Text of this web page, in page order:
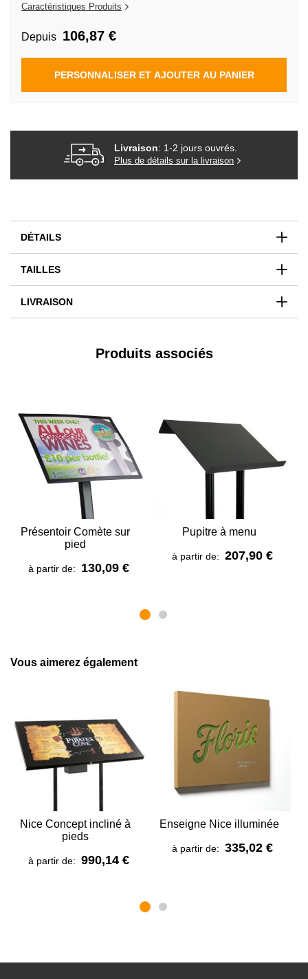
Caractéristiques Produits
Depuis 106,87 €
PERSONNALISER ET AJOUTER AU PANIER
Livraison: 1-2 jours ouvrés.
Plus de détails sur la livraison
DÉTAILS
TAILLES
LIVRAISON
Produits associés
Présentoir Comète sur
pied
à partir de: 130,09 €
Pupitre à menu
à partir de: 207,90 €
Vous aimerez également
Nice Concept incliné à
pieds
à partir de: 990,14 €
Enseigne Nice illuminée
à partir de: 335,02 €